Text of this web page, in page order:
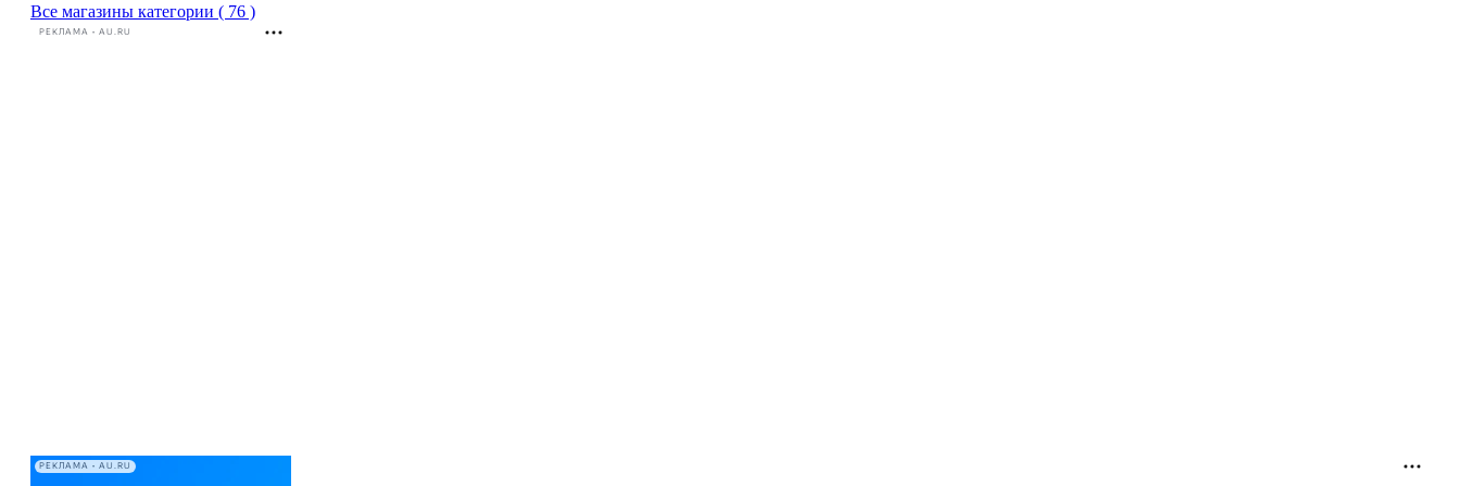
Все магазины категории ( 76 )
РЕКЛАМА • AU.RU
РЕКЛАМА • AU.RU